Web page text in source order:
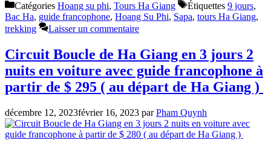
Catégories Hoang su phi, Tours Ha Giang Étiquettes 9 jours,
Bac Ha, guide francophone, Hoang Su Phi, Sapa, tours Ha Giang,
trekking
Laisser un commentaire
Circuit Boucle de Ha Giang en 3 jours 2
nuits en voiture avec guide francophone à
partir de $ 295 ( au départ de Ha Giang )
décembre 12, 2023février 16, 2023 parPham Quynh